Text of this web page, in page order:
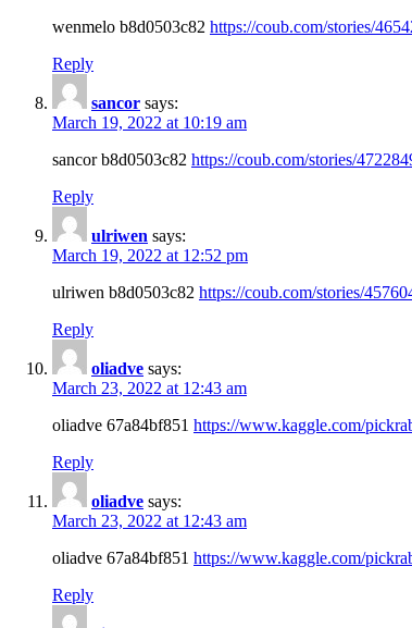
wenmelo b8d0503c82 https://coub.com/stories/
Reply
sancor says:
March 19, 2022 at 10:19 am
sancor b8d0503c82 https://coub.com/stories/
Reply
ulriwen says:
March 19, 2022 at 12:52 pm
ulriwen b8d0503c82 https://coub.com/stories/
Reply
oliadve says:
March 23, 2022 at 12:43 am
oliadve 67a84bf851 https://www.kaggle.com/
Reply
oliadve says:
March 23, 2022 at 12:43 am
oliadve 67a84bf851 https://www.kaggle.com/
Reply